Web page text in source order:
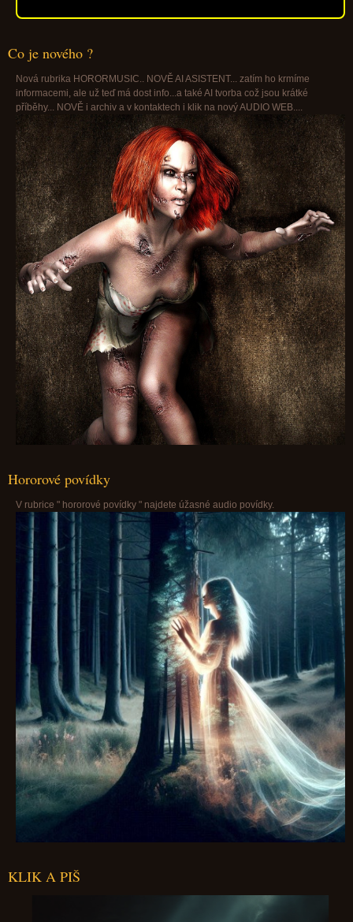
Co je nového ?
Nová rubrika HORORMUSIC.. NOVĚ AI ASISTENT... zatím ho krmíme
informacemi, ale už teď má dost info...a také AI tvorba což jsou krátké
příběhy... NOVĚ i archiv a v kontaktech i klik na nový AUDIO WEB....
Hororové povídky
V rubrice " hororové povídky " najdete úžasné audio povídky.
KLIK A PIŠ